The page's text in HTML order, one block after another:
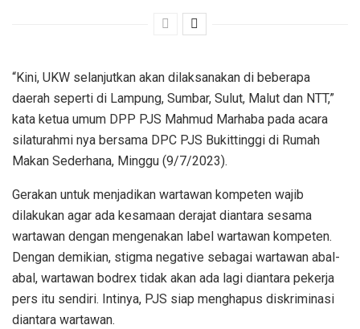
“Kini, UKW selanjutkan akan dilaksanakan di beberapa
daerah seperti di Lampung, Sumbar, Sulut, Malut dan NTT,”
kata ketua umum DPP PJS Mahmud Marhaba pada acara
silaturahmi nya bersama DPC PJS Bukittinggi di Rumah
Makan Sederhana, Minggu (9/7/2023).
Gerakan untuk menjadikan wartawan kompeten wajib
dilakukan agar ada kesamaan derajat diantara sesama
wartawan dengan mengenakan label wartawan kompeten.
Dengan demikian, stigma negative sebagai wartawan abal-
abal, wartawan bodrex tidak akan ada lagi diantara pekerja
pers itu sendiri. Intinya, PJS siap menghapus diskriminasi
diantara wartawan.